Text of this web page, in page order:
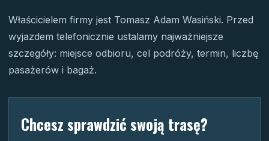
Właścicielem firmy jest Tomasz Adam Wasiński. Przed
wyjazdem telefonicznie ustalamy najważniejsze
szczegóły: miejsce odbioru, cel podróży, termin, liczbę
pasażerów i bagaż.
Chcesz sprawdzić swoją trasę?